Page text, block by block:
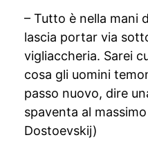
– Tutto è nella mani
lascia portar via
vigliaccheria. Sarei
cosa gli uomini
passo nuovo, dire
spaventa al
Dostoevskij)